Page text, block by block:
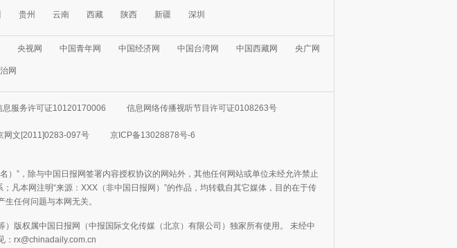
贵州 云南 西藏 陕西 新疆 深圳
央视网 中国青年网 中国经济网 中国台湾网 中国西藏网 央广网
网
息服务许可证10120170006 信息网络传播视听节目许可证0108263号
网文[2011]0283-097号 京ICP备13028878号-6
）”，除与中国日报网签署内容授权协议的网站外，其他任何网站或单位未经允许禁止
凡本网注明“来源：XXX（非中国日报网）”的作品，均转载自其它媒体，目的在于传
任何问题与本网无关。
版权属中国日报网（中报国际文化传媒（北京）有限公司）独家所有使用。 未经中
：rx@chinadaily.com.cn